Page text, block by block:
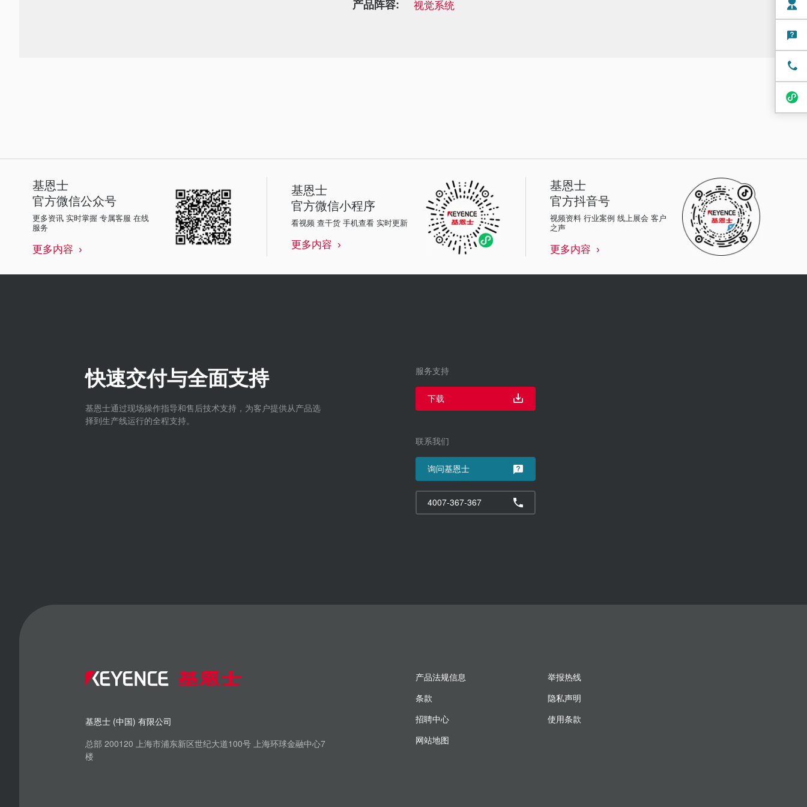
产品阵容: 视觉系统
基恩士
官方微信公众号
更多资讯 实时掌握 专属客服 在线
服务
更多内容
基恩士
官方微信小程序
看视频 查干货 手机查看 实时更新
更多内容
基恩士
官方抖音号
视频资料 行业案例 线上展会 客户
之声
更多内容
快速交付与全面支持
基恩士通过现场操作指导和售后技术支持，为客户提供从产品选
择到生产线运行的全程支持。
服务支持
下载
联系我们
询问基恩士
4007-367-367
基恩士 (中国) 有限公司
总部 200120 上海市浦东新区世纪大道100号 上海环球金融中心7
楼
产品法规信息
举报热线
条款
隐私声明
招聘中心
使用条款
网站地图